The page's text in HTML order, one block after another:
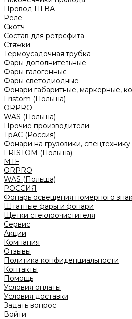
Провод ПГВА
Реле
Скотч
Состав для ретрофита
Стяжки
Термоусадочная трубка
Фары дополнительные
Фары галогенные
Фары светодиодные
Фонари габаритные, маркерные,
Fristom (Польша)
ORPRO
WAS (Польша)
Прочие производители
ТрАС (Россия)
Фонари на грузовики,
FRISTOM (Польша)
MTF
ORPRO
WAS (Польша)
РОССИЯ
Фонарь освещения номерного
Штатные фары и фонари
Щетки стеклоочистителя
Сервис
Акции
Компания
Отзывы
Политика конфиденциальности
Контакты
Помощь
Условия оплаты
Условия доставки
Задать вопрос
Войти